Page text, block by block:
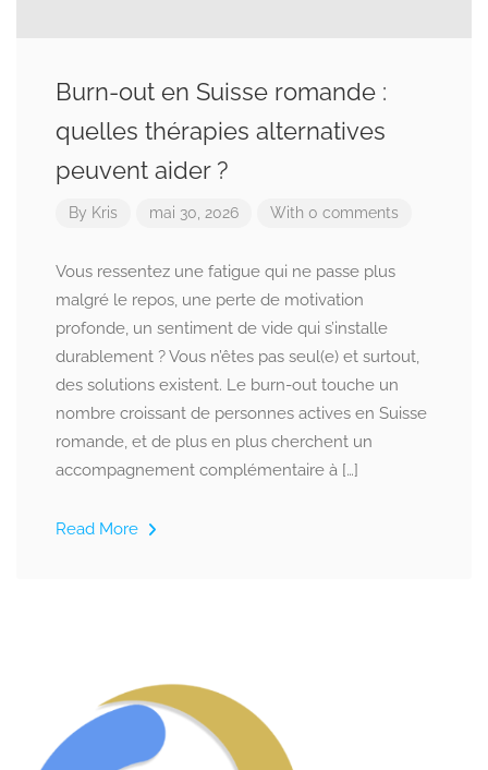
Burn-out en Suisse romande :
quelles thérapies alternatives
peuvent aider ?
By Kris mai 30, 2026 With 0 comments
Vous ressentez une fatigue qui ne passe plus
malgré le repos, une perte de motivation
profonde, un sentiment de vide qui s’installe
durablement ? Vous n’êtes pas seul(e) et surtout,
des solutions existent. Le burn-out touche un
nombre croissant de personnes actives en Suisse
romande, et de plus en plus cherchent un
accompagnement complémentaire à […]
Read More